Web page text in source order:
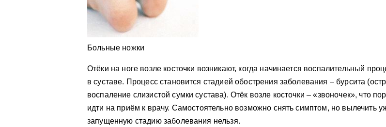
Больные ножки
Отёки на ноге возле косточки возникают, когда начинается воспалительный
в суставе. Процесс становится стадией обострения заболевания – бурсита
воспаление слизистой сумки сустава). Отёк возле косточки – «звоночек», что
идти на приём к врачу. Самостоятельно возможно снять симптом, но вылечить
запущенную стадию заболевания нельзя.